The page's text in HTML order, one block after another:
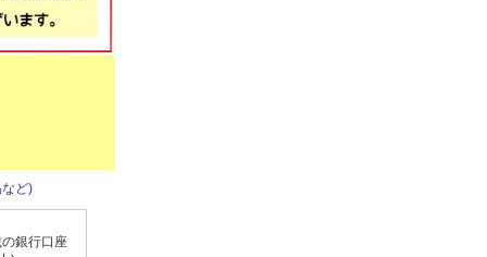
ど)
銀行口座